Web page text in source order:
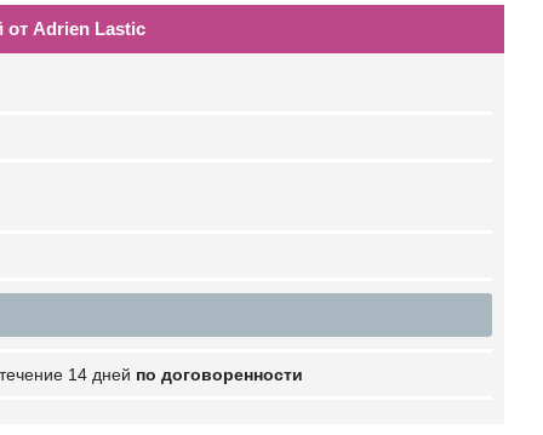
Adrien Lastic
14 дней по договоренности